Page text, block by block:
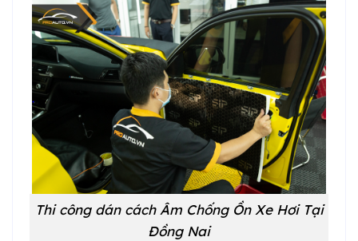
Thi công dán cách Âm Chống Ồn Xe Hơi Tại
Đồng Nai